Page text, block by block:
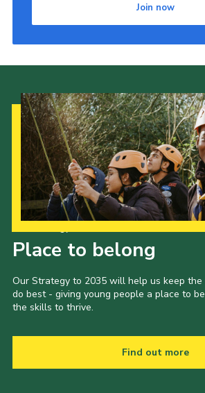
Join now
Place to belong
Our Strategy to 2035 will help us keep
do best - giving young people a place to
the skills to thrive.
Find out more